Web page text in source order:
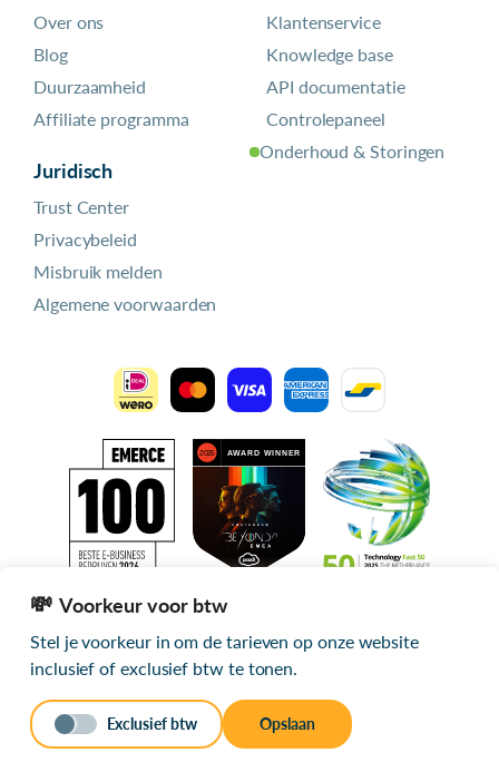
Over ons
Blog
Duurzaamheid
Affiliate programma
Juridisch
Trust Center
Privacybeleid
Misbruik melden
Algemene voorwaarden
Klantenservice
Knowledge base
API documentatie
Controlepaneel
Onderhoud & Storingen
Alle getoonde prijzen zijn exclusief btw
Stuur een bericht
Voorkeur voor btw
Stel je voorkeur in om de tarieven op onze website
inclusief of exclusief btw te tonen.
Exclusief btw Opslaan